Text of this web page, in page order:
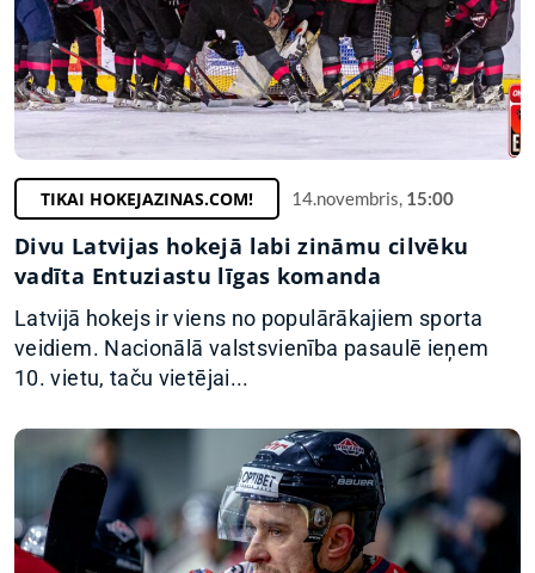
TIKAI HOKEJAZINAS.COM! 14.novembris, 15:00
Divu Latvijas hokejā labi zināmu cilvēku
vadīta Entuziastu līgas komanda
Latvijā hokejs ir viens no populārākajiem sporta
veidiem. Nacionālā valstsvienība pasaulē ieņem
10. vietu, taču vietējai...